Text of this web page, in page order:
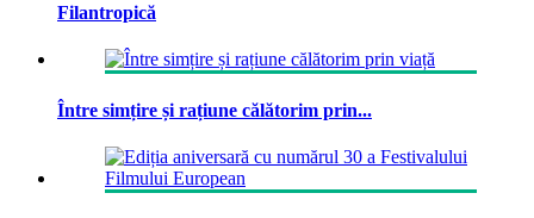
Filantropică
Între simțire și rațiune călătorim prin...